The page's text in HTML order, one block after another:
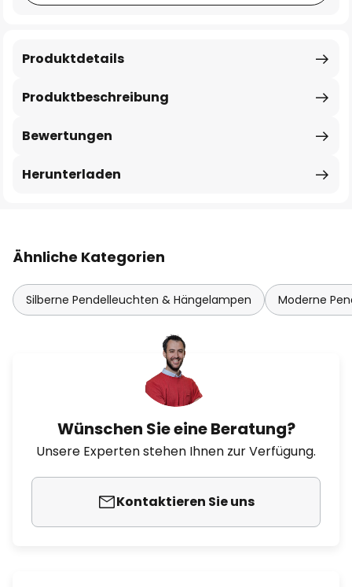
Produktbeschreibung
Produktdetails
Bewertungen
Herunterladen
Ähnliche Kategorien
Silberne Pendelleuchten & Hängelampen Moderne
Wünschen Sie eine Beratung?
Unsere Experten stehen Ihnen zur Verfügung.
Kontaktieren Sie uns